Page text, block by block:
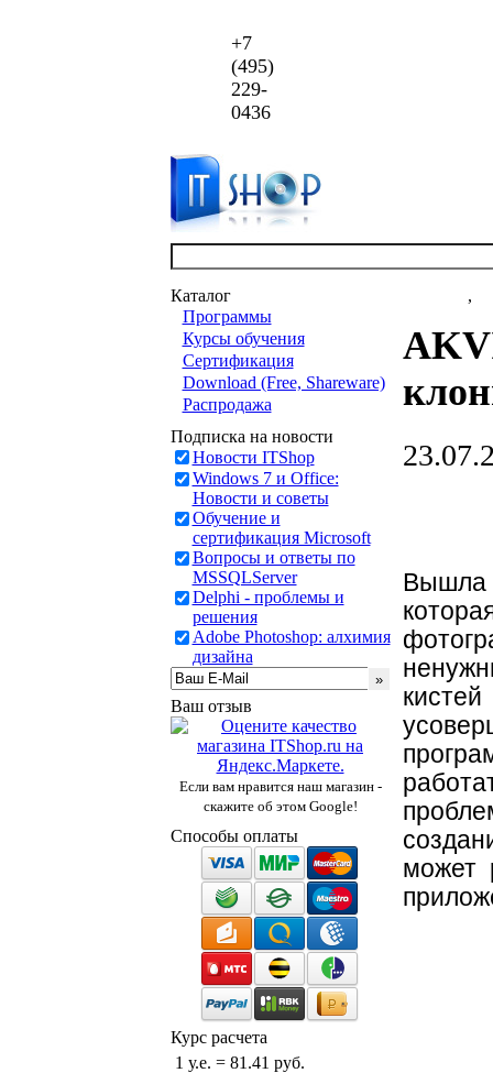
+7
(495)
229-
0436
Каталог
Программы
Курсы обучения
Сертификация
Download (Free, Shareware)
Распродажа
Подписка на новости
Новости ITShop
Windows 7 и Office:
Новости и советы
Обучение и
сертификация Microsoft
Вопросы и ответы по
MSSQLServer
Delphi - проблемы и
решения
Adobe Photoshop: алхимия
дизайна
Ваш отзыв
Если вам нравится наш магазин -
скажите об этом Google!
Способы оплаты
Курс расчета
1 у.е. = 81.41 руб.
,
Вышла
может